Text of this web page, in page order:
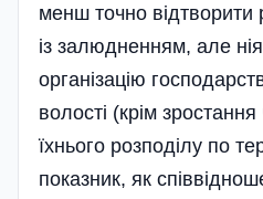
менш точно відтворити
із залюдненням, але
організацію
волості (крім
їхнього розподілу по
показник, як